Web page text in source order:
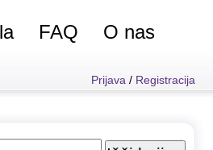
FAQ O nas
Prijava / Registracija